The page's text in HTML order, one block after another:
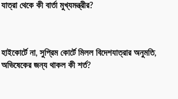
যাত্রা থেকে কী বার্তা মুখ্যমন্ত্রীর?
হাইকোর্টে না, সুপ্রিম কোর্টে মিলল বিদেশযাত্রার অনুমতি,
অভিষেকের জন্য থাকল কী শর্ত?